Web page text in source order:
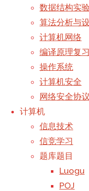
数据结构实验
算法分析与
计算机网络
编译原理复
操作系统
计算机安全
网络安全协议
计算机
信息技术
信竞学习
题库题目
Luogu
POJ
2021年11月4
POJ 3661
POJ 3190
首页-
关于